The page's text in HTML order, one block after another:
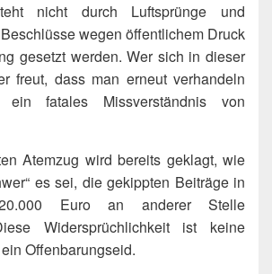
nicht durch Luftsprünge und
wegen öffentlichem Druck
gesetzt werden. Wer sich in dieser
freut, dass man erneut verhandeln
ein fatales Missverständnis von
Atemzug wird bereits geklagt, wie
es sei, die gekippten Beiträge in
Euro an anderer Stelle
Widersprüchlichkeit ist keine
Offenbarungseid.